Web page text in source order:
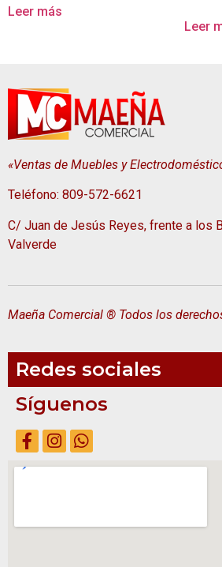
Leer más
Leer
«Ventas de Muebles y
Teléfono: 809-572-6621
C/ Juan de Jesús Reyes, frente a los
Valverde
Maeña Comercial ® Todos los
Redes sociales
Síguenos